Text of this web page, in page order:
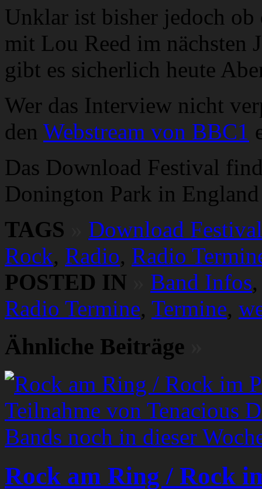
Unklar ist bisher jedoch ob
mit Lou Reed im nächsten
gibt es sicherlich heute
Wer das Interview nicht
den Webstream von BBC1
Das Download Festival
Donington Park in
TAGS
Download Festival
Rock, Radio, Radio
POSTED IN
Band Infos
Radio Termine, Termine,
Ähnliche Beiträge
Rock am Ring / Rock